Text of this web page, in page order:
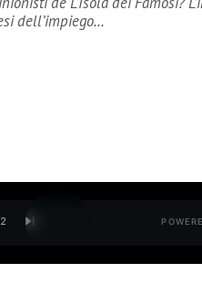
dell’impiego…
2